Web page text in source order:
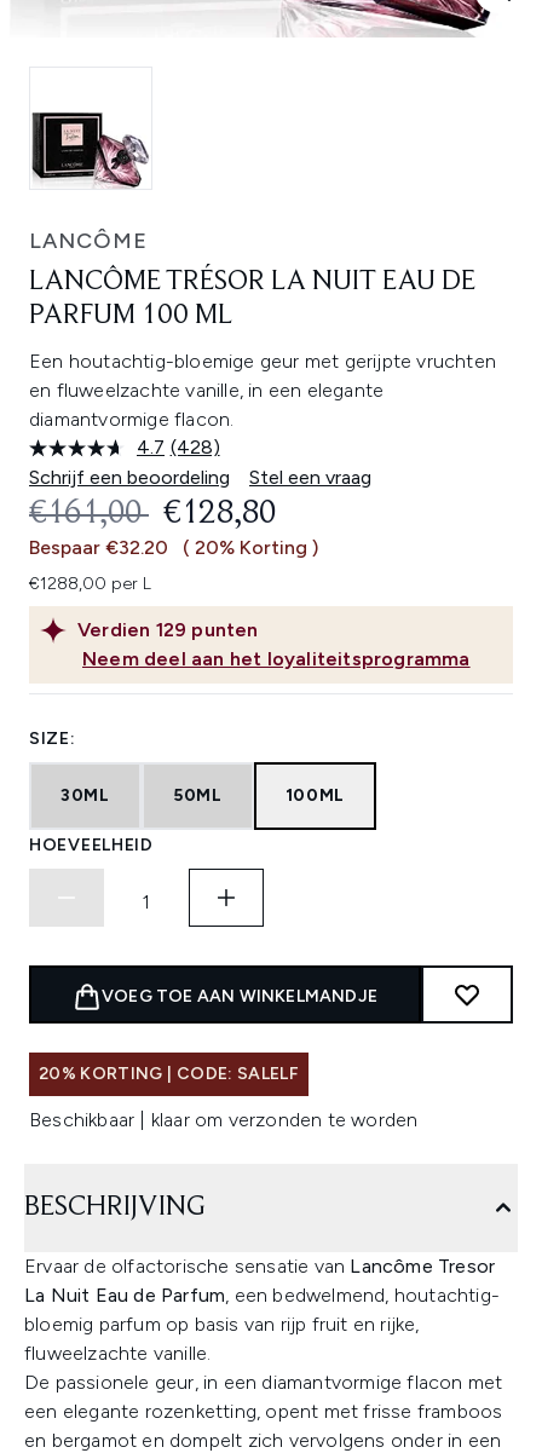
LANCÔME
LANCÔME TRÉSOR LA NUIT EAU DE
PARFUM 100 ML
Een houtachtig-bloemige geur met gerijpte vruchten
en fluweelzachte vanille, in een elegante
diamantvormige flacon.
4.7 Lees
428
beoordelingen.
Dezelfde
paginalink.
(428)
Schrijf een beoordeling
Stel een vraag
Verdien 129 punten
Neem deel aan het loyaliteitsprogramma
RECOMMENDED RETAIL PRICE:
€161,00 HUIDIGE PRIJS:
€128,80
Bespaar €32.20 ( 20% Korting )
€1288,00 per L
SIZE:
30ML 50ML 100ML
HOEVEELHEID
VOEG TOE AAN WINKELMANDJE
20% KORTING | CODE: SALELF
Beschikbaar | klaar om verzonden te worden
BESCHRIJVING
Ervaar de olfactorische sensatie van Lancôme Tresor
La Nuit Eau de Parfum, een bedwelmend, houtachtig-
bloemig parfum op basis van rijp fruit en rijke,
fluweelzachte vanille.
De passionele geur, in een diamantvormige flacon met
een elegante rozenketting, opent met frisse framboos
en bergamot en dompelt zich vervolgens onder in een